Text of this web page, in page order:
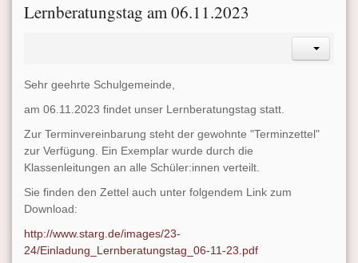
Lernberatungstag am 06.11.2023
Sehr geehrte Schulgemeinde,
am 06.11.2023 findet unser Lernberatungstag statt.
Zur Terminvereinbarung steht der gewohnte "Terminzettel"
zur Verfügung. Ein Exemplar wurde durch die
Klassenleitungen an alle Schüler:innen verteilt.
Sie finden den Zettel auch unter folgendem Link zum
Download:
http://www.starg.de/images/23-
24/Einladung_Lernberatungstag_06-11-23.pdf